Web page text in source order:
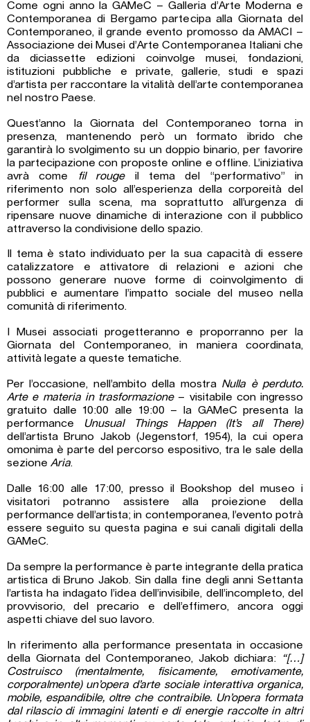
Come ogni anno la GAMeC – Galleria d’Arte Moderna e
Contemporanea di Bergamo partecipa alla Giornata del
Contemporaneo, il grande evento promosso da AMACI –
Associazione dei Musei d’Arte Contemporanea Italiani che
da diciassette edizioni coinvolge musei, fondazioni,
istituzioni pubbliche e private, gallerie, studi e spazi
d’artista per raccontare la vitalità dell’arte contemporanea
nel nostro Paese.
Quest’anno la Giornata del Contemporaneo torna in
presenza, mantenendo però un formato ibrido che
garantirà lo svolgimento su un doppio binario, per favorire
la partecipazione con proposte online e offline. L’iniziativa
avrà come
fil rougeil tema del “performativo” in
riferimento non solo all’esperienza della corporeità del
performer sulla scena, ma soprattutto all’urgenza di
ripensare nuove dinamiche di interazione con il pubblico
attraverso la condivisione dello spazio.
Il tema è stato individuato per la sua capacità di essere
catalizzatore e attivatore di relazioni e azioni che
possono generare nuove forme di coinvolgimento di
pubblici e aumentare l’impatto sociale del museo nella
comunità di riferimento.
I Musei associati progetteranno e proporranno per la
Giornata del Contemporaneo, in maniera coordinata,
attività legate a queste tematiche.
Per l’occasione, nell’ambito della mostra Nulla è perduto.
Arte e materia in trasformazione– visitabile con ingresso
gratuito dalle 10:00 alle 19:00 – la GAMeC presenta la
performance Unusual Things Happen (It’s all There)
dell’artista Bruno Jakob (Jegenstorf, 1954), la cui opera
omonima è parte del percorso espositivo, tra le sale della
sezione Aria.
Dalle 16:00 alle 17:00, presso il Bookshop del museo i
visitatori potranno assistere alla proiezione della
performance dell’artista; in contemporanea, l’evento potrà
essere seguito su questa pagina e sui canali digitali della
GAMeC.
Da sempre la performance è parte integrante della pratica
artistica di Bruno Jakob. Sin dalla fine degli anni Settanta
l’artista ha indagato l’idea dell’invisibile, dell’incompleto, del
provvisorio, del precario e dell’effimero, ancora oggi
aspetti chiave del suo lavoro.
In riferimento alla performance presentata in occasione
della Giornata del Contemporaneo, Jakob dichiara:
“[…]
Costruisco (mentalmente, fisicamente, emotivamente,
corporalmente) un’opera d’arte sociale interattiva organica,
mobile, espandibile, oltre che contraibile. Un’opera formata
dal rilascio di immagini latenti e di energie raccolte in altri